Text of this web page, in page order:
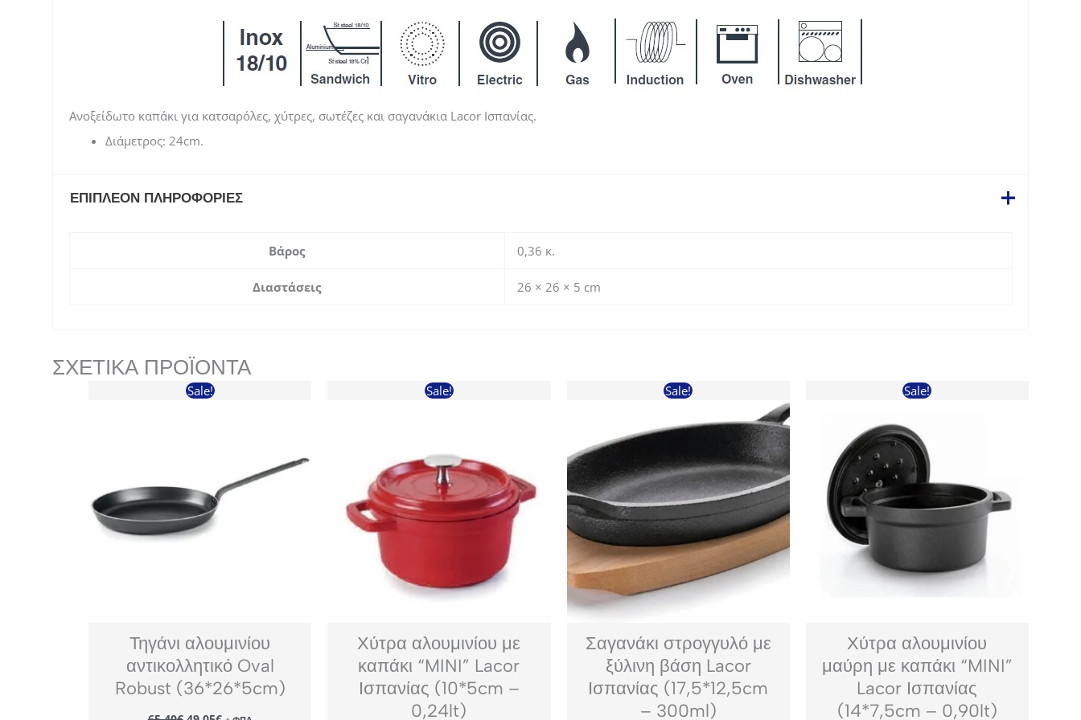
Ανοξείδωτο καπάκι για κατσαρόλες, χύτρες, σωτέζες και σαγανάκια Lacor Ισπανίας.
Διάμετρος: 24cm.
ΕΠΙΠΛΈΟΝ ΠΛΗΡΟΦΟΡΊΕΣ
Βάρος 0,36 κ.
Διαστάσεις 26 × 26 × 5 cm
ΣΧΕΤΙΚΆ ΠΡΟΪΌΝΤΑ
Sale!
Τηγάνι αλουμινίου
αντικολλητικό Oval
Robust (36*26*5cm)
Original
Η
Sale!
Χύτρα αλουμινίου με
καπάκι “MINI” Lacor
Ισπανίας (10*5cm –
0,24lt)
Sale!
Σαγανάκι στρογγυλό με
ξύλινη βάση Lacor
Ισπανίας (17,5*12,5cm
– 300ml)
Sale!
Χύτρα αλουμινίου
μαύρη με καπάκι “MINI”
Lacor Ισπανίας
(14*7,5cm – 0,90lt)